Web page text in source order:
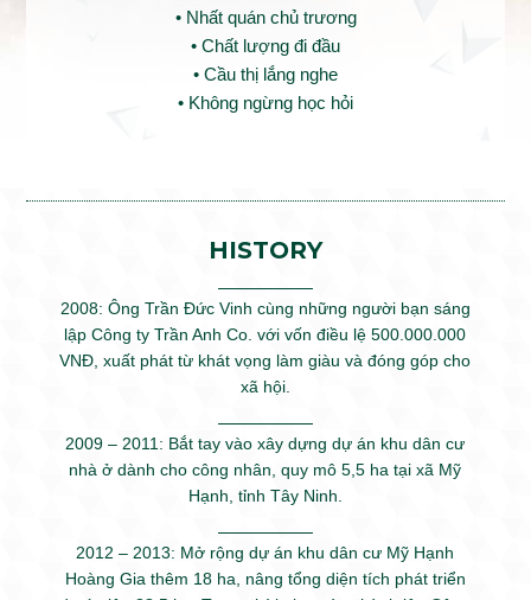
• Nhất quán chủ trương
• Chất lượng đi đầu
• Cầu thị lắng nghe
• Không ngừng học hỏi
HISTORY
2008: Ông Trần Đức Vinh cùng những người bạn sáng
lập Công ty Trần Anh Co. với vốn điều lệ 500.000.000
VNĐ, xuất phát từ khát vọng làm giàu và đóng góp cho
xã hội.
2009 – 2011: Bắt tay vào xây dựng dự án khu dân cư
nhà ở dành cho công nhân, quy mô 5,5 ha tại xã Mỹ
Hạnh, tỉnh Tây Ninh.
2012 – 2013: Mở rộng dự án khu dân cư Mỹ Hạnh
Hoàng Gia thêm 18 ha, nâng tổng diện tích phát triển